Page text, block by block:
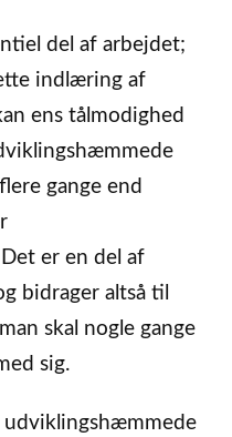
del af arbejdet;
indlæring af
ens tålmodighed
gange end
er en del af
bidrager altså til
skal nogle gange
sig.
udviklingshæmmede